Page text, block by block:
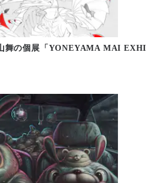
舞の個展「YONEYAMA MAI EXHI